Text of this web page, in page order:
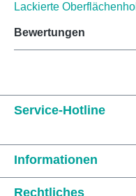
Lackierte
Bewertungen
Service-Hotline
Informationen
Rechtliches